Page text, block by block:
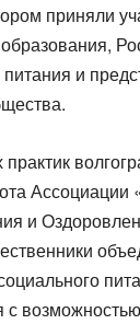
приняли
и
и
с